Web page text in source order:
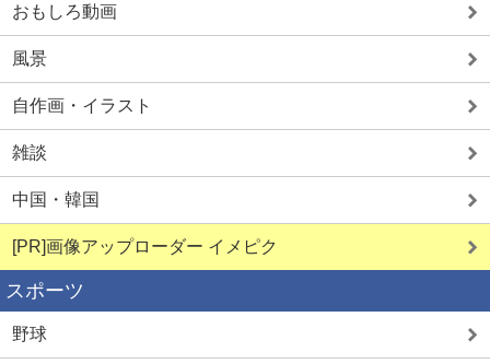
おもしろ動画
風景
自作画・イラスト
雑談
中国・韓国
[PR]画像アップローダー イメピク
スポーツ
野球